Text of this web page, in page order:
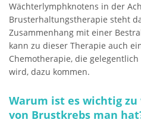
Wächterlymphknotens in der
Brusterhaltungstherapie steht
Zusammenhang mit einer
kann zu dieser Therapie auch
Chemotherapie, die
wird, dazu kommen.
Warum ist es wichtig
von Brustkrebs man